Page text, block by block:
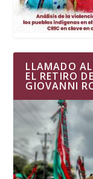
LLAMADO
EL RETIRO
GIOVANNI